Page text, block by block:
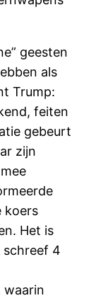
geesten
als
Trump:
feiten
gebeurt
zijn
koers
Het is
schreef 4
waarin